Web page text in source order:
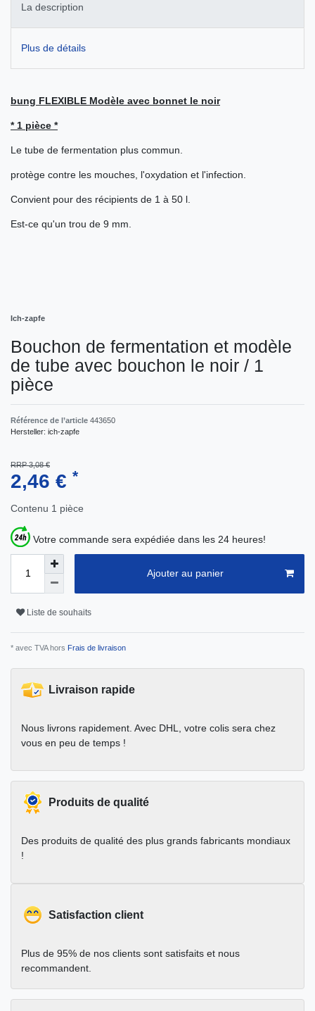
La description
Plus de détails
bung FLEXIBLE Modèle avec bonnet le noir
* 1 pièce *
Le tube de fermentation plus commun.
protège contre les mouches, l'oxydation et l'infection.
Convient pour des récipients de 1 à 50 l.
Est-ce qu'un trou de 9 mm.
Ich-zapfe
Bouchon de fermentation et modèle
de tube avec bouchon le noir / 1
pièce
Référence de l’article 443650
Hersteller: ich-zapfe
RRP 3,08 €
2,46 € *
Contenu 1 pièce
Votre commande sera expédiée dans les 24 heures!
Ajouter au panier
Liste de souhaits
* avec TVA hors Frais de livraison
Livraison rapide
Nous livrons rapidement. Avec DHL, votre colis sera chez
vous en peu de temps !
Produits de qualité
Des produits de qualité des plus grands fabricants mondiaux
!
Satisfaction client
Plus de 95% de nos clients sont satisfaits et nous
recommandent.